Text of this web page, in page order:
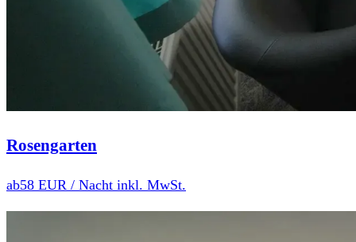
Rosengarten
ab58 EUR / Nacht inkl. MwSt.